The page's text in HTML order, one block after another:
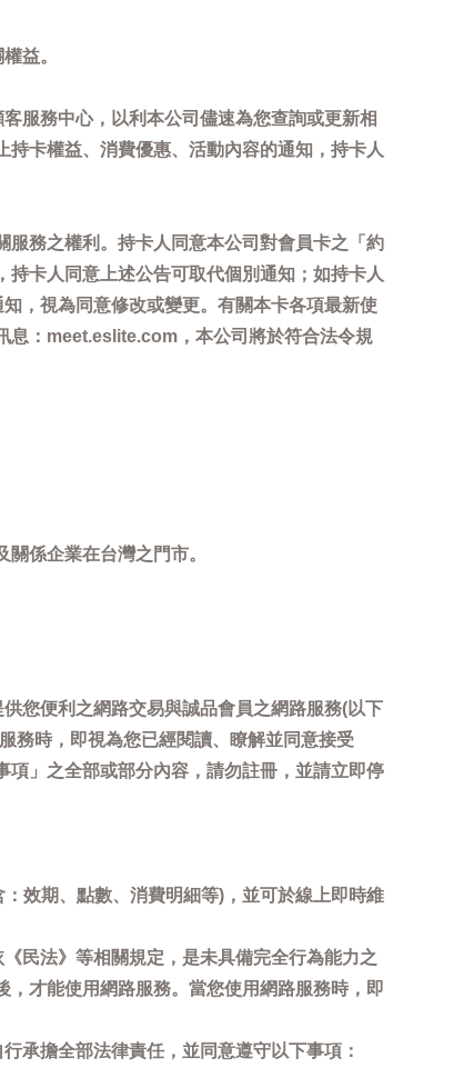
益。
服務中心，以利本公司儘速為您查詢或更新相
卡權益、消費優惠、活動內容的通知，持卡人
務之權利。持卡人同意本公司對會員卡之「約
卡人同意上述公告可取代個別通知；如持卡人
，視為同意修改或變更。有關本卡各項最新使
息：meet.eslite.com，本公司將於符合法令規
係企業在台灣之門市。
您便利之網路交易與誠品會員之網路服務(以下
務時，即視為您已經閱讀、瞭解並同意接受
項」之全部或部分內容，請勿註冊，並請立即停
效期、點數、消費明細等)，並可於線上即時維
民法》等相關規定，是未具備完全行為能力之
才能使用網路服務。當您使用網路服務時，即
承擔全部法律責任，並同意遵守以下事項：